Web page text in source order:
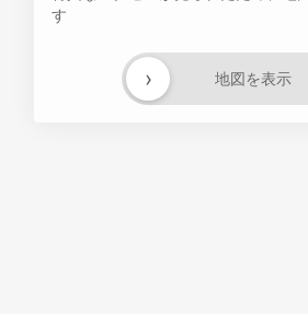
す
地図を表示
›